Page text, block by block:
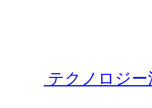
テクノロジ